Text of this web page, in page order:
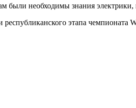
были необходимы знания
этапа чемпионата